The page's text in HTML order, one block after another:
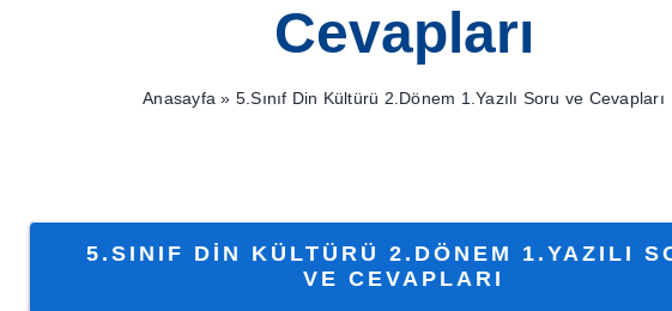
Cevapları
Anasayfa » 5.Sınıf Din Kültürü 2.Dönem 1.Yazılı Soru ve Cevapları
5.SINIF DIN KÜLTÜRÜ 2.DÖNEM 1.YAZILI
VE CEVAPLARI